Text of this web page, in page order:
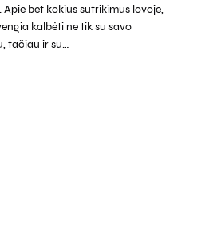
Apie bet kokius sutrikimus lovoje,
kalbėti ne tik su savo
tačiau ir su…